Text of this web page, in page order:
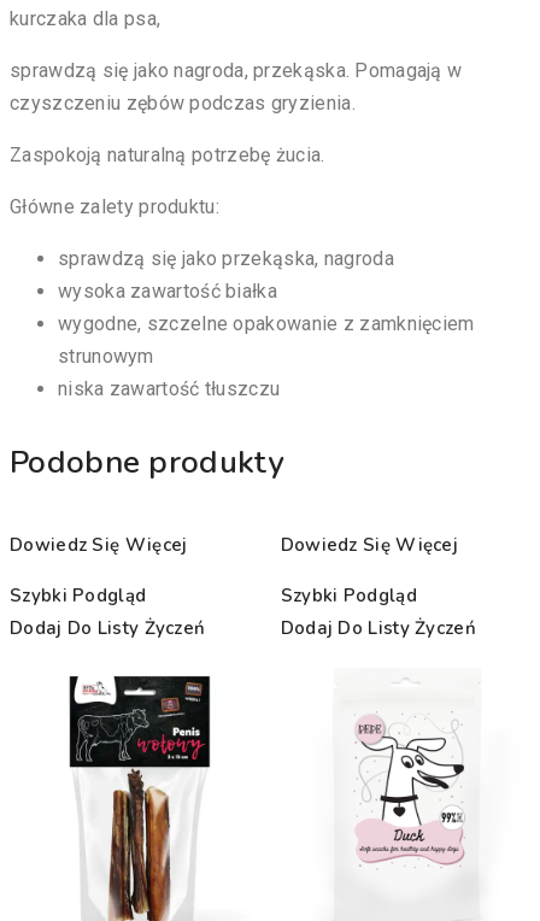
kurczaka dla psa,
sprawdzą się jako nagroda, przekąska. Pomagają w
czyszczeniu zębów podczas gryzienia.
Zaspokoją naturalną potrzebę żucia.
Główne zalety produktu:
sprawdzą się jako przekąska, nagroda
wysoka zawartość białka
wygodne, szczelne opakowanie z zamknięciem
strunowym
niska zawartość tłuszczu
Podobne produkty
Dowiedz Się Więcej
Szybki Podgląd
Dodaj Do Listy Życzeń
Dowiedz Się Więcej
Szybki Podgląd
Dodaj Do Listy Życzeń